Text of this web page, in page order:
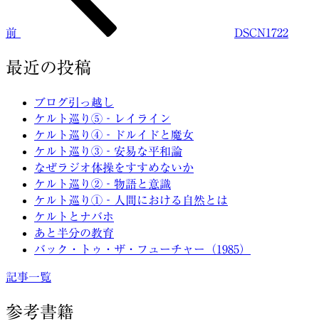
ゲ
ー
前 DSCN1722
最近の投稿
ブログ引っ越し
ケルト巡り⑤‐レイライン
ケルト巡り④‐ドルイドと魔女
ケルト巡り③‐安易な平和論
なぜラジオ体操をすすめないか
ケルト巡り②‐物語と意識
ケルト巡り①‐人間における自然とは
ケルトとナバホ
あと半分の教育
バック・トゥ・ザ・フューチャー（1985）
記事一覧
参考書籍